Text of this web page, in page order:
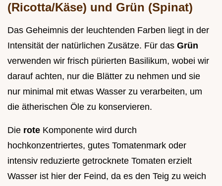
(Ricotta/Käse) und Grün (Spinat)
Das Geheimnis der leuchtenden Farben liegt in der
Intensität der natürlichen Zusätze. Für das Grün
verwenden wir frisch pürierten Basilikum, wobei wir
darauf achten, nur die Blätter zu nehmen und sie
nur minimal mit etwas Wasser zu verarbeiten, um
die ätherischen Öle zu konservieren.
Die rote Komponente wird durch
hochkonzentriertes, gutes Tomatenmark oder
intensiv reduzierte getrocknete Tomaten erzielt
Wasser ist hier der Feind, da es den Teig zu weich